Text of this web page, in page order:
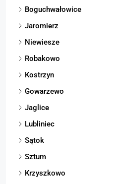
Boguchwałowice
Jaromierz
Niewiesze
Robakowo
Kostrzyn
Gowarzewo
Jaglice
Lubliniec
Sątok
Sztum
Krzyszkowo